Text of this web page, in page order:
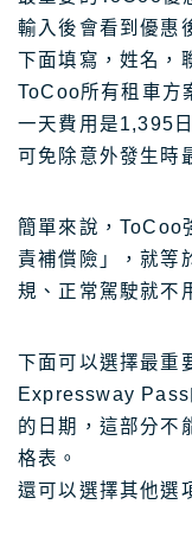
輸入後會看到優惠
下面填寫，姓名，
ToCoo所有租車方
一天費用是1,395
可免除意外發生時
簡單來說，ToCoo
責補償險」，就等
規、正常駕駛就不
下面可以選擇最重
Expressway Pass
的日期，這部分不
格表。
還可以選擇其他選